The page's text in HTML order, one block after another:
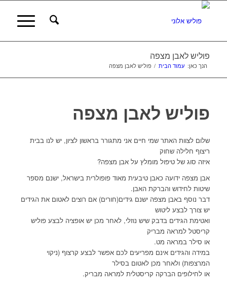
פוליש לאבן מצפה
הנך כאן: עמוד הבית / פוליש לאבן מצפה
פוליש לאבן מצפה
שלום לצוות האתר שמי חיים אני מתגורר בראשון לציון, יש לנו בבית
ריצוף חלילה שחוק
איזה סוג של טיפול מומלץ על אבן מצפה?
אבן מצפה ידועה כאבן טיבעית מאוד פופולרית בישראל, ישנם מספר
שיטות לחידוש והברקת האבן.
דבר נוסף באבן מצפה ישנם גידים(חורים) אם רוצים לאטום את הגידים
יש צורך לבצע ליטוש
ואטימת הגידים בדבק שיש נוזלי, לאחר מכן יש אופציה לבצע פוליש
קריסטל למראה מבריק
או סילר במראה מט.
במידה והגידים אינם מפריעים לכם אפשר לבצע קרצוף (ניקוי
המרצפות) ולאחר מכן לאטום בסילר
או לחילופים הברקה קריסטלית למראה מבריק.